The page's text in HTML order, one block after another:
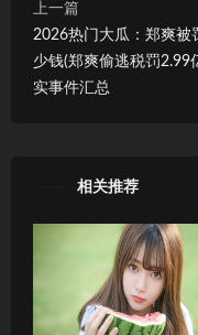
上一篇
2026热门大瓜：郑爽被
少钱(郑爽偷逃税罚2.99
实事件汇总
相关推荐